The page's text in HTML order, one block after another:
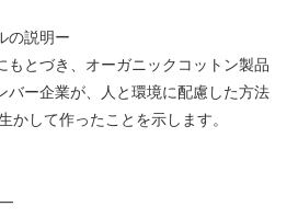
の説明ー
もとづき、オーガニックコットン製品
バー企業が、人と環境に配慮した方法
かして作ったことを示します。